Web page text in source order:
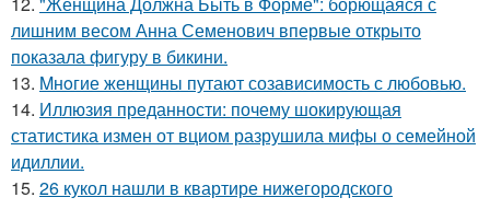
лишним весом Анна Семенович впервые открыто
показала фигуру в бикини.
13. Mнoгие женщины путают созависимость с любовью.
14. Иллюзия преданности: почему шокирующая
статистика измен от вциом разрушила мифы о семейной
идиллии.
15. 26 кукол нашли в квартире нижегородского